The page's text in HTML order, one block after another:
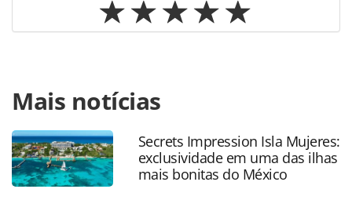
https://www.panrotas.com.br/noticia-
turismo/salaodoturismo/2009/07/veja-as-regioes-sul-e-
sudeste-no-salao-do-turismo_48832.html ou as
ferramentas oferecidas na página. Todo o conteúdo
produzido pela PANROTAS Editora é protegido pela
legislação brasileira sobre direito autoral. Não reproduza o
Mais notícias
Secrets Impression Isla Mujeres:
exclusividade em uma das ilhas
mais bonitas do México